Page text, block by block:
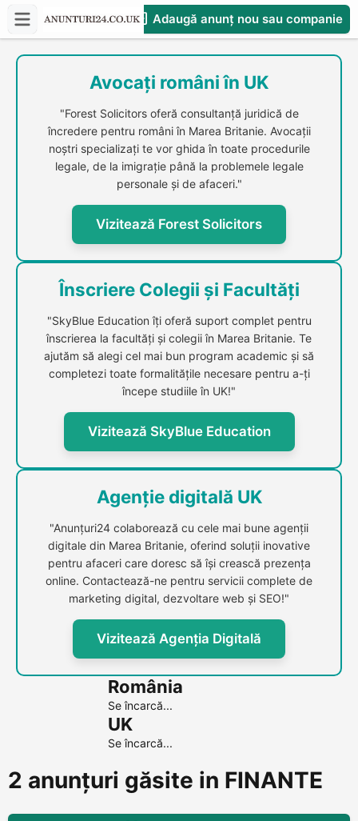
Adaugă anunț nou sau companie
CompaniesS
Avocați români în UK
"Forest Solicitors oferă consultanță juridică de
încredere pentru români în Marea Britanie. Avocații
noștri specializați te vor ghida în toate procedurile
legale, de la imigrație până la problemele legale
personale și de afaceri."
Vizitează Forest Solicitors
Înscriere Colegii și Facultăți
"SkyBlue Education îți oferă suport complet pentru
înscrierea la facultăți și colegii în Marea Britanie. Te
ajutăm să alegi cel mai bun program academic și să
completezi toate formalitățile necesare pentru a-ți
începe studiile în UK!"
Vizitează SkyBlue Education
Agenție digitală UK
"Anunțuri24 colaborează cu cele mai bune agenții
digitale din Marea Britanie, oferind soluții inovative
pentru afaceri care doresc să își crească prezența
online. Contactează-ne pentru servicii complete de
marketing digital, dezvoltare web și SEO!"
Vizitează Agenția Digitală
România
Se încarcă...
UK
Se încarcă...
2 anunțuri găsite in FINANTE